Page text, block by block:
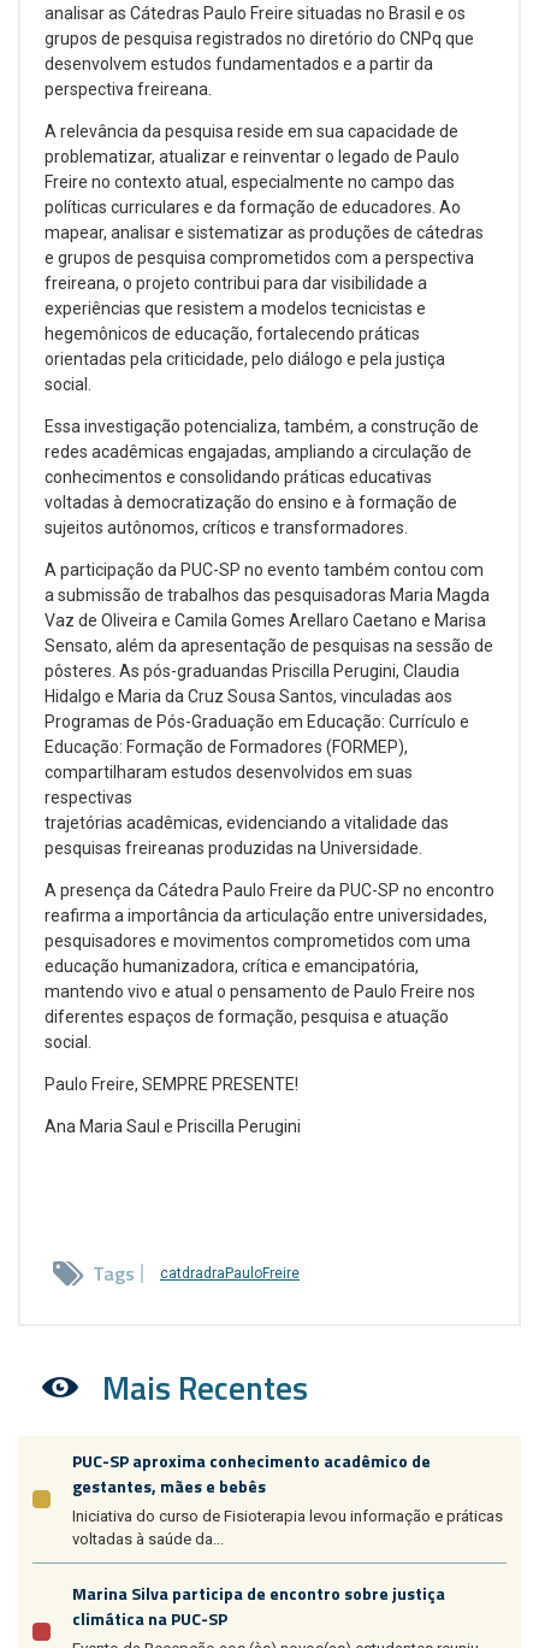
analisar as Cátedras Paulo Freire situadas no Brasil e os
grupos de pesquisa registrados no diretório do CNPq que
desenvolvem estudos fundamentados e a partir da
perspectiva freireana.
A relevância da pesquisa reside em sua capacidade de
problematizar, atualizar e reinventar o legado de Paulo
Freire no contexto atual, especialmente no campo das
políticas curriculares e da formação de educadores. Ao
mapear, analisar e sistematizar as produções de cátedras
e grupos de pesquisa comprometidos com a perspectiva
freireana, o projeto contribui para dar visibilidade a
experiências que resistem a modelos tecnicistas e
hegemônicos de educação, fortalecendo práticas
orientadas pela criticidade, pelo diálogo e pela justiça
social.
Essa investigação potencializa, também, a construção de
redes acadêmicas engajadas, ampliando a circulação de
conhecimentos e consolidando práticas educativas
voltadas à democratização do ensino e à formação de
sujeitos autônomos, críticos e transformadores.
A participação da PUC-SP no evento também contou com
a submissão de trabalhos das pesquisadoras Maria Magda
Vaz de Oliveira e Camila Gomes Arellaro Caetano e Marisa
Sensato, além da apresentação de pesquisas na sessão de
pôsteres. As pós-graduandas Priscilla Perugini, Claudia
Hidalgo e Maria da Cruz Sousa Santos, vinculadas aos
Programas de Pós-Graduação em Educação: Currículo e
Educação: Formação de Formadores (FORMEP),
compartilharam estudos desenvolvidos em suas
respectivas
trajetórias acadêmicas, evidenciando a vitalidade das
pesquisas freireanas produzidas na Universidade.
A presença da Cátedra Paulo Freire da PUC-SP no encontro
reafirma a importância da articulação entre universidades,
pesquisadores e movimentos comprometidos com uma
educação humanizadora, crítica e emancipatória,
mantendo vivo e atual o pensamento de Paulo Freire nos
diferentes espaços de formação, pesquisa e atuação
social.
Paulo Freire, SEMPRE PRESENTE!
Ana Maria Saul e Priscilla Perugini
Tags catdradraPauloFreire
Mais Recentes
PUC-SP aproxima conhecimento acadêmico de
gestantes, mães e bebês
Iniciativa do curso de Fisioterapia levou informação e práticas
voltadas à saúde da...
Marina Silva participa de encontro sobre justiça
climática na PUC-SP